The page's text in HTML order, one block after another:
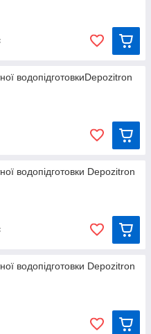
водопідготовкиDepozitron
водопідготовки Depozitron
водопідготовки Depozitron